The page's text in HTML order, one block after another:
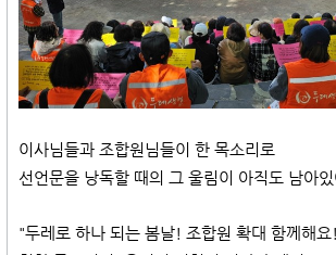
이사님들과 조합원님들이 한 목소리로
선언문을 낭독할 때의 그 울림이 아직도 남아있
"두레로 하나 되는 봄날! 조합원 확대 함께해